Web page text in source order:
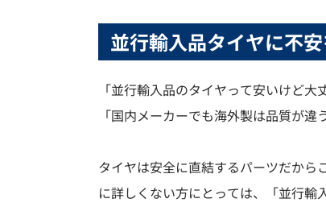
並行輸入品タイヤに不
「並行輸入品のタイヤって安いけど大
「国内メーカーでも海外製は品質が違
タイヤは安全に直結するパーツだか
に詳しくない方にとっては、「並行輸